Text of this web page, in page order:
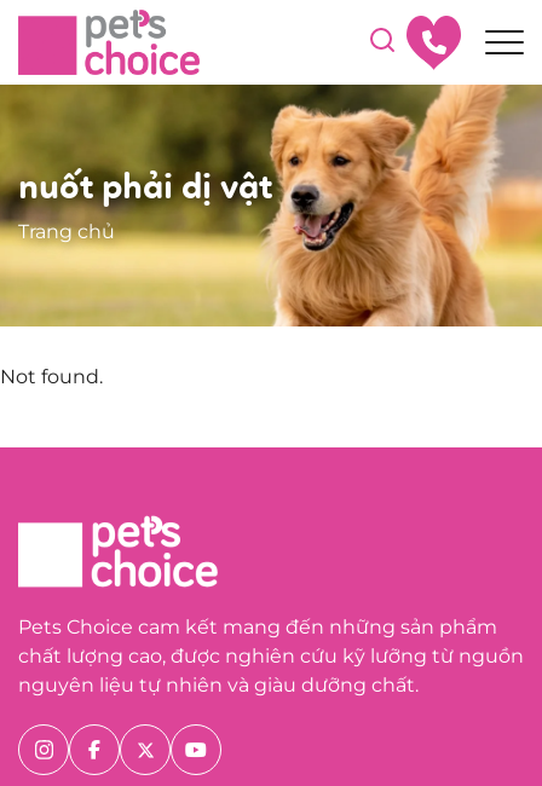
nuốt phải dị vật
Trang chủ
Not found.
Pets Choice cam kết mang đến những sản phẩm
chất lượng cao, được nghiên cứu kỹ lưỡng từ nguồn
nguyên liệu tự nhiên và giàu dưỡng chất.